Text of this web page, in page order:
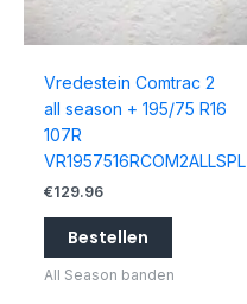
Vredestein Comtrac 2
all season + 195/75 R16
107R
VR1957516RCOM2ALLSPL
€129.96
Bestellen
All Season banden